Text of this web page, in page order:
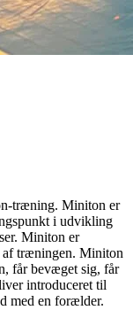
træning. Miniton er
i udvikling
Miniton er
træningen. Miniton
får bevæget sig, får
introduceret til
med en forælder.